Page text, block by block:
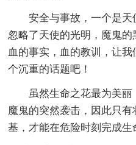
安全与事故，一个是
忽略了天使的光明，魔鬼的
血的事实，血的教训，让
个沉重的话题吧！
虽然生命之花最为美
魔鬼的突然袭击，因此只
基，才能在危险时刻完成生